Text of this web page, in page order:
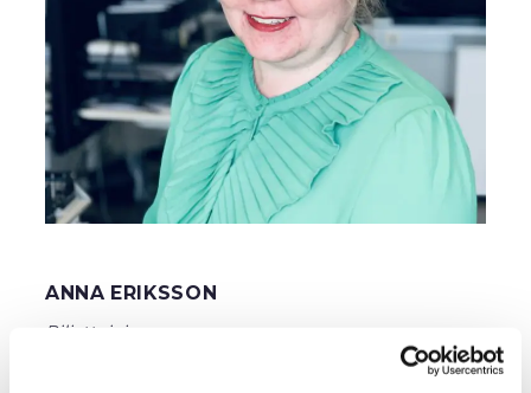
KÖPVILLKOR
ÄNDRINGAR EVENEMANG
MÖTEN & EVENT
VÅRA LOKALER
KONFERENS ­KONGRESS
OFFERTFÖRFRÅGAN
ANNA ERIKSSON
Biljettninja